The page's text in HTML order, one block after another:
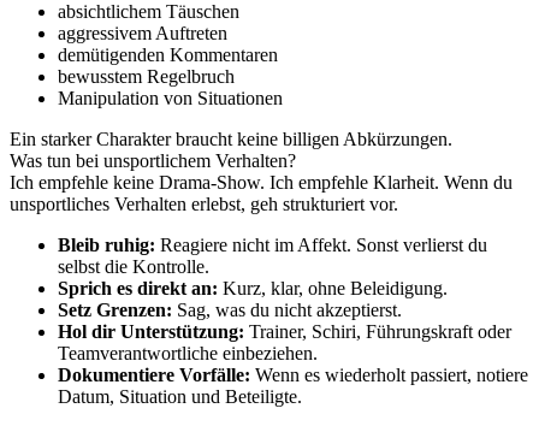
absichtlichem Täuschen
aggressivem Auftreten
demütigenden Kommentaren
bewusstem Regelbruch
Manipulation von Situationen
Ein starker Charakter braucht keine billigen Abkürzungen.
Was tun bei unsportlichem Verhalten?
Ich empfehle keine Drama-Show. Ich empfehle Klarheit. Wenn du
unsportliches Verhalten erlebst, geh strukturiert vor.
Bleib ruhig: Reagiere nicht im Affekt. Sonst verlierst du
selbst die Kontrolle.
Sprich es direkt an: Kurz, klar, ohne Beleidigung.
Setz Grenzen: Sag, was du nicht akzeptierst.
Hol dir Unterstützung: Trainer, Schiri, Führungskraft oder
Teamverantwortliche einbeziehen.
Dokumentiere Vorfälle: Wenn es wiederholt passiert, notiere
Datum, Situation und Beteiligte.